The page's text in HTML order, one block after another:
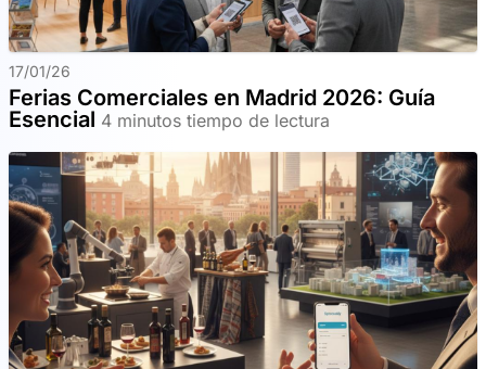
17/01/26
Ferias Comerciales en Madrid 2026: Guía
Esencial 4 minutos tiempo de lectura